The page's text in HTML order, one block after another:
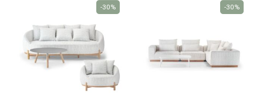
-30% -30%